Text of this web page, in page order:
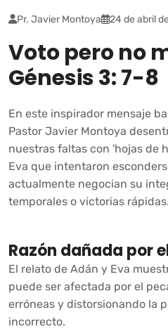
Pr. Javier Montoya 24 de abril
Voto pero no
Génesis 3: 7-8
En este inspirador mensaje
Pastor Javier Montoya
nuestras faltas con 'hojas de
Eva que intentaron
actualmente negocian su
temporales o victorias rápidas.
Razón dañada por
El relato de Adán y Eva
puede ser afectada por el
erróneas y distorsionando la
incorrecto.